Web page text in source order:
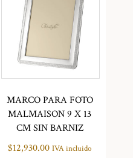
MARCO PARA FOTO
MALMAISON 9 X 13
CM SIN BARNIZ
$12,930.00 IVA incluido